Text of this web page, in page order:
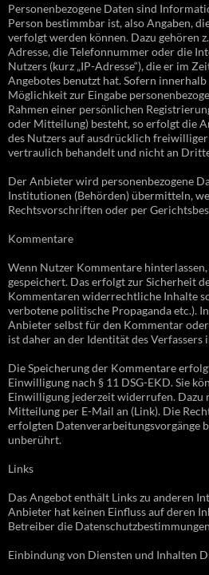
Personenbezogene Daten sind
Person bestimmbar ist, also Angaben,
verfolgt werden können. Dazu gehören
Adresse, die Telefonnummer oder die
Nutzers (kurz „IP-Adresse“), die er im
Angebotes benutzt hat. Sofern innerhalb
Möglichkeit zur Eingabe
Rahmen einer persönlichen
oder Mitteilung) besteht, so erfolgt die
des Nutzers auf ausdrücklich
vertraulich behandelt und nicht an
Der Anbieter wird personenbezogene
Institutionen (Behörden) übermitteln,
Rechtsvorschriften oder per
Kommentare
Wenn Nutzer Kommentare
gespeichert. Das erfolgt zur Sicherheit
Kommentaren widerrechtliche Inhalte
verbotene politische Propaganda etc.).
Anbieter selbst für den Kommentar
ist daher an der Identität des Verfassers
Die Speicherung der Kommentare
Einwilligung nach § 11 DSG-EKD. Sie
Einwilligung jederzeit widerrufen. Dazu
Mitteilung per E-Mail an (Link). Die
erfolgten Datenverarbeitungsvorgänge
unberührt.
Links
Das Angebot enthält Links zu anderen
Anbieter hat keinen Einfluss auf deren
Betreiber die
Einbindung von Diensten und Inhalten